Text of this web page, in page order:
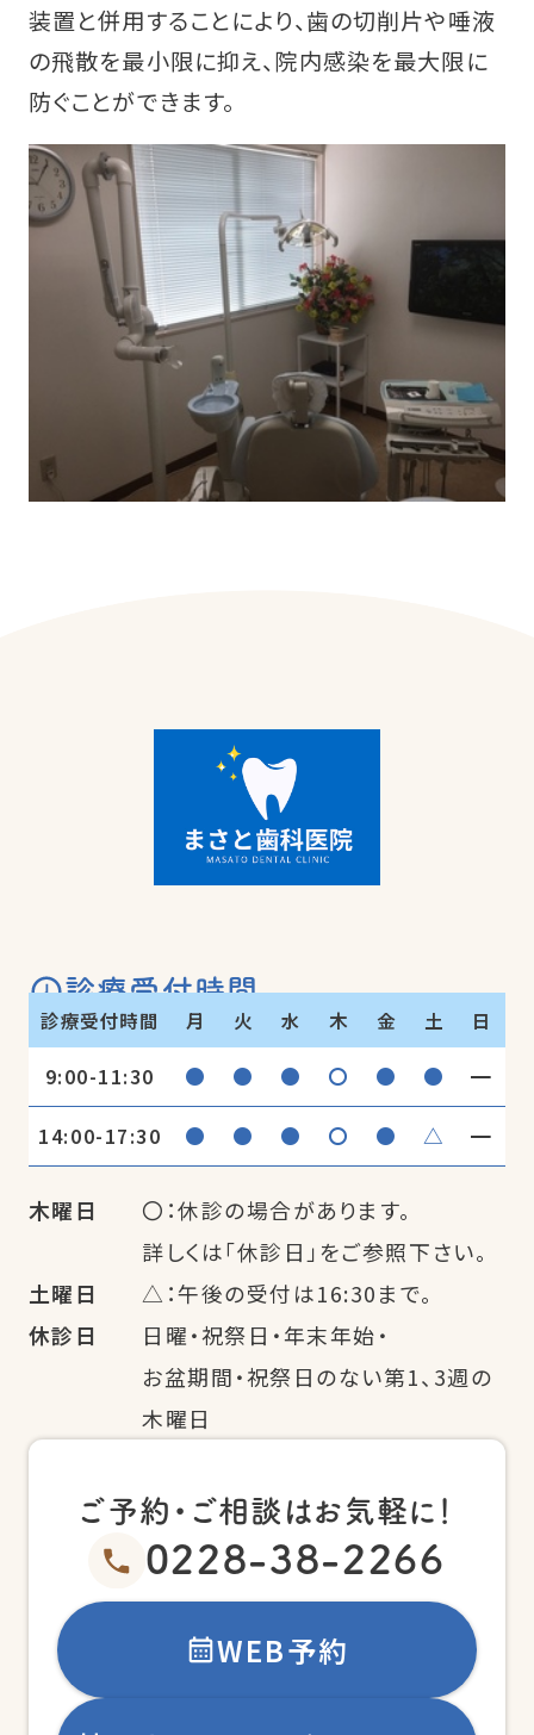
装置と併用することにより、歯の切削片や唾液
の飛散を最小限に抑え、院内感染を最大限に
防ぐことができます。
診療受付時間
診療受付時間 月 火 水 木 金 土 日
9:00-11:30 ● ● ● 〇 ● ● ━
14:00-17:30 ● ● ● 〇 ● △ ━
木曜日
〇：休診の場合があります。
詳しくは「休診日」をご参照下さい。
土曜日
△：午後の受付は16:30まで。
休診日
日曜・祝祭日・年末年始・
お盆期間・祝祭日のない第1、3週の
木曜日
ご予約・ご相談はお気軽に！
0228-38-2266
WEB予約